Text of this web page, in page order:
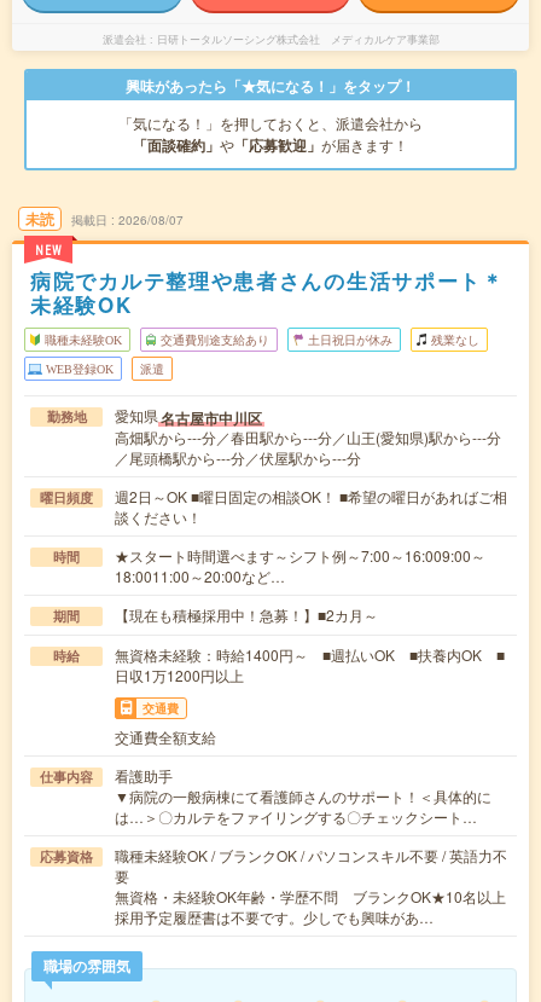
派遣会社 日研トータルソーシング株式会社 メディカルケア事業部
興味があったら「★気になる！」をタップ！
「気になる！」を押しておくと、派遣会社から
「面談確約」 や 「応募歓迎」 が届きます！
未読
NEW
掲載日 2026/08/07
病院でカルテ整理や患者さんの生活サポート＊
未経験OK
職種未経験OK 交通費別途支給あり 土日祝日が休み 残業なし
WEB登録OK 派遣
勤務地 愛知県名古屋市中川区
高畑駅から---分／春田駅から---分／山王(愛知県)駅から---分
／尾頭橋駅から---分／伏屋駅から---分
曜日頻度
週2日～OK ■曜日固定の相談OK！ ■希望の曜日があればご相
談ください！
時間
★スタート時間選べます～シフト例～7:00～16:009:00～
18:0011:00～20:00など…
期間 【現在も積極採用中！急募！】■2カ月～
時給
無資格未経験：時給1400円～ ■週払いOK ■扶養内OK ■
日収1万1200円以上
交通費
交通費全額支給
仕事内容
看護助手
▼病院の一般病棟にて看護師さんのサポート！＜具体的に
は…＞〇カルテをファイリングする〇チェックシート…
応募資格
職種未経験OK / ブランクOK / パソコンスキル不要 / 英語力不
要
無資格・未経験OK年齢・学歴不問 ブランクOK★10名以上
採用予定履歴書は不要です。少しでも興味があ…
職場の雰囲気